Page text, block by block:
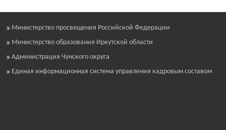
Министерство просвещения Российской Федерации
Министерство образования Иркутской области
Администрация Чунского округа
Единая информационная система управления кадровым составом